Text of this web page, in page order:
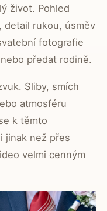
život. Pohled
detail rukou, úsměv
fotografie
předat rodině.
Sliby, smích
atmosféru
k těmto
jinak než přes
velmi cenným